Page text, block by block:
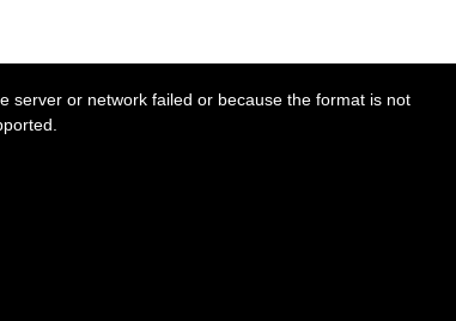
server or network failed or because the format is not